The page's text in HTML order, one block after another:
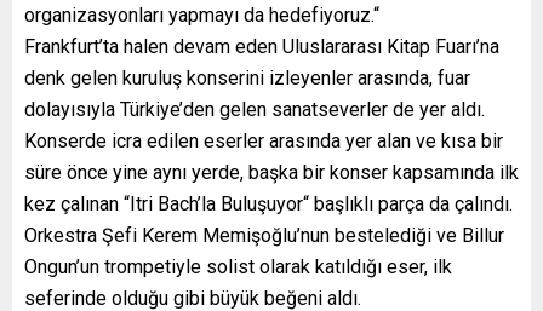
organizasyonları yapmayı da hedefiyoruz.“
Frankfurt’ta halen devam eden Uluslararası Kitap Fuarı’na
denk gelen kuruluş konserini izleyenler arasında, fuar
dolayısıyla Türkiye’den gelen sanatseverler de yer aldı.
Konserde icra edilen eserler arasında yer alan ve kısa bir
süre önce yine aynı yerde, başka bir konser kapsamında ilk
kez çalınan “Itri Bach’la Buluşuyor“ başlıklı parça da çalındı.
Orkestra Şefi Kerem Memişoğlu’nun bestelediği ve Billur
Ongun’un trompetiyle solist olarak katıldığı eser, ilk
seferinde olduğu gibi büyük beğeni aldı.